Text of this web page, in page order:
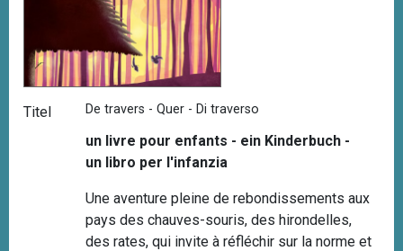
Titel De travers - Quer - Di traverso
un livre pour enfants - ein Kinderbuch -
un libro per l'infanzia
Une aventure pleine de rebondissements aux
pays des chauves-souris, des hirondelles,
des rates, qui invite à réfléchir sur la norme et